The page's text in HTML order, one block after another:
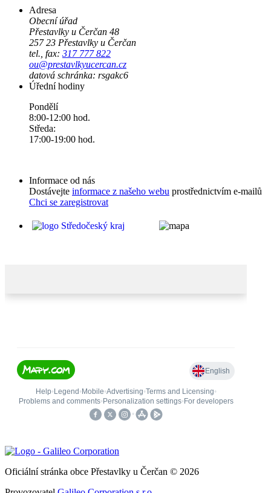
Adresa
Obecní úřad
Přestavlky u Čerčan 48
257 23 Přestavlky u Čerčan
tel., fax: 317 777 822
ou@prestavlkyucercan.cz
datová schránka: rsgakc6
Úřední hodiny
Pondělí
8:00-12:00 hod.
Středa:
17:00-19:00 hod.
Informace od nás
Dostávejte informace z našeho webu prostřednictvím e-mailů
Chci se zaregistrovat
Oficiální stránka obce Přestavlky u Čerčan © 2026